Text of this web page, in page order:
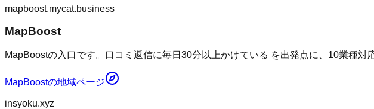
mapboost.mycat.business
MapBoost
MapBoostの入口です。口コミ返信に毎日30分以上かけている を出発点に、10業種
MapBoostの地域ページ
insyoku.xyz